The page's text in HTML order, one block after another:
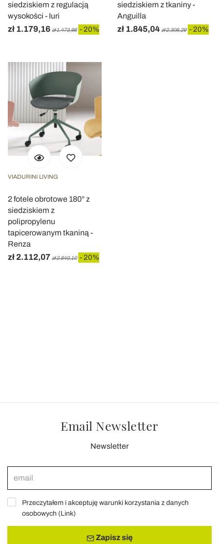
siedziskiem z regulacją
wysokości - Iuri
zł 1.179,16 zł 1.473,96 - 20%
siedziskiem z tkaniny -
Anguilla
zł 1.845,04 zł 2.306,29 - 20%
VIADURINI LIVING
2 fotele obrotowe 180° z
siedziskiem z
polipropylenu
tapicerowanym tkaniną -
Renza
zł 2.112,07 zł 2.640,10 - 20%
Email Newsletter
Newsletter
Przeczytałem i akceptuję warunki korzystania z danych
osobowych (Link)
Zapisz się